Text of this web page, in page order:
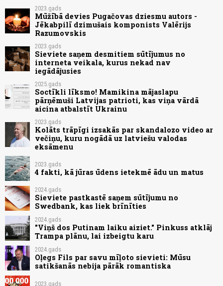
2023.gads
Mūžībā devies Pugačovas dziesmu autors -
Jēkabpilī dzimušais komponists Valērijs
Razumovskis
2023.gads
Sieviete saņem desmitiem sūtījumus no
interneta veikala, kurus nekad nav
iegādājusies
2025.gads
Soctīkli līksmo! Mamikina mājaslapu
pārņēmuši Latvijas patrioti, kas viņa vārdā
aicina atbalstīt Ukrainu
2023.gads
Kolāts trāpīgi izsakās par skandalozo video ar
večiņu, kuru nogādā uz latviešu valodas
eksāmenu
2023.gads
4 fakti, kā jūras ūdens ietekmē ādu un matus
2024.gads
Sieviete pastkastē saņem sūtījumu no
Swedbank, kas liek brīnīties
2024.gads
"Viņš dos Putinam laiku aiziet." Pinkuss atklāj
Trampa plānu, lai izbeigtu karu
2024.gads
Oļegs Fils par savu mīļoto sievieti: Mūsu
satikšanās nebija pārāk romantiska
2023.gads